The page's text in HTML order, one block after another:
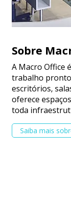
Sobre
A Macro Office
trabalho
escritórios,
oferece
toda
Saiba mais